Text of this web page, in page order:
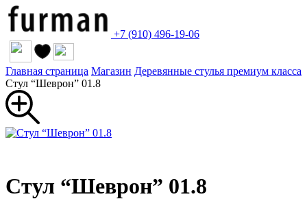
+7 (910) 496-19-06
Главная страница Магазин Деревянные стулья премиум класса
Стул “Шеврон” 01.8
Стул “Шеврон” 01.8